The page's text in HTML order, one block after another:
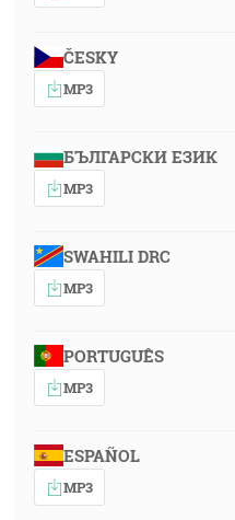
ČESKY
MP3
БЪЛГАРСКИ ЕЗИК
MP3
SWAHILI DRC
MP3
PORTUGUÊS
MP3
ESPAÑOL
MP3